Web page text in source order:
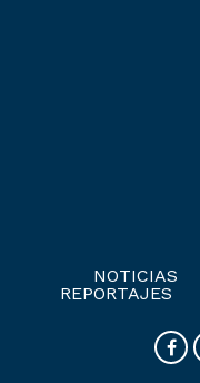
NOTICIAS
REPORTAJES